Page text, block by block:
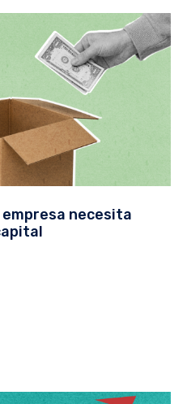
necesita